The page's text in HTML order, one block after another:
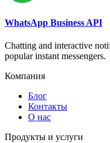
WhatsApp Business API
Chatting and interactive
popular instant messengers.
Компания
Блог
Контакты
О нас
Продукты и услуги